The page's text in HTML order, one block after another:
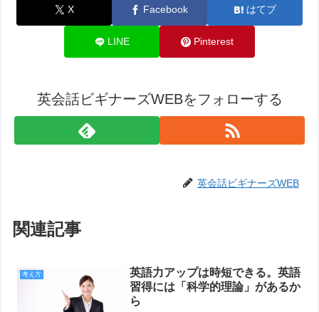
X Facebook はてブ
LINE Pinterest
英会話ビギナーズWEBをフォローする
英会話ビギナーズWEB
関連記事
考え方
英語力アップは時短できる。英語
習得には「科学的理論」があるか
ら